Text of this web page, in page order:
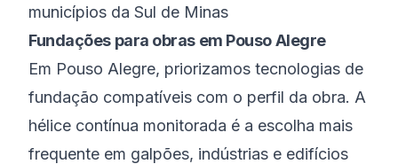
municípios da Sul de Minas
Fundações para obras em Pouso Alegre
Em Pouso Alegre, priorizamos tecnologias de
fundação compatíveis com o perfil da obra. A
hélice contínua monitorada é a escolha mais
frequente em galpões, indústrias e edifícios